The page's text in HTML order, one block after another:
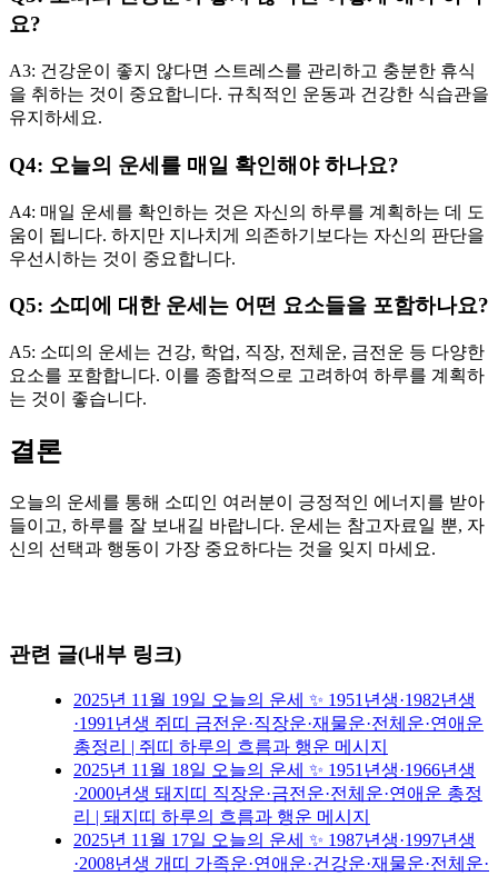
요?
A3: 건강운이 좋지 않다면 스트레스를 관리하고 충분한 휴식
을 취하는 것이 중요합니다. 규칙적인 운동과 건강한 식습관을
유지하세요.
Q4: 오늘의 운세를 매일 확인해야 하나요?
A4: 매일 운세를 확인하는 것은 자신의 하루를 계획하는 데 도
움이 됩니다. 하지만 지나치게 의존하기보다는 자신의 판단을
우선시하는 것이 중요합니다.
Q5: 소띠에 대한 운세는 어떤 요소들을 포함하나요?
A5: 소띠의 운세는 건강, 학업, 직장, 전체운, 금전운 등 다양한
요소를 포함합니다. 이를 종합적으로 고려하여 하루를 계획하
는 것이 좋습니다.
결론
오늘의 운세를 통해 소띠인 여러분이 긍정적인 에너지를 받아
들이고, 하루를 잘 보내길 바랍니다. 운세는 참고자료일 뿐, 자
신의 선택과 행동이 가장 중요하다는 것을 잊지 마세요.
관련 글(내부 링크)
2025년 11월 19일 오늘의 운세 ✨ 1951년생·1982년생
·1991년생 쥐띠 금전운·직장운·재물운·전체운·연애운
총정리 | 쥐띠 하루의 흐름과 행운 메시지
2025년 11월 18일 오늘의 운세 ✨ 1951년생·1966년생
·2000년생 돼지띠 직장운·금전운·전체운·연애운 총정
리 | 돼지띠 하루의 흐름과 행운 메시지
2025년 11월 17일 오늘의 운세 ✨ 1987년생·1997년생
·2008년생 개띠 가족운·연애운·건강운·재물운·전체운·